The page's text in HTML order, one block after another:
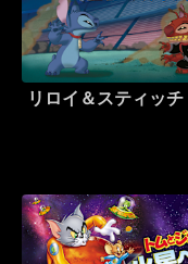
リロイ＆スティッチ